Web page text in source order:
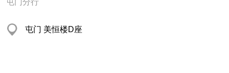
屯门分行
屯门 美恒楼D座